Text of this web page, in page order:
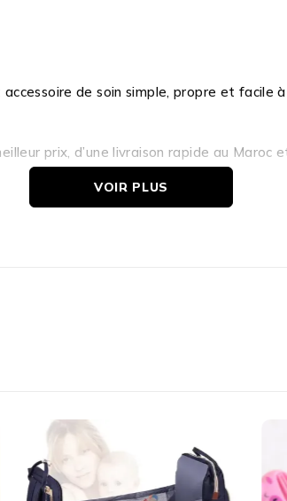
de soin simple, propre et facile
prix, d’une livraison rapide au
VOIR PLUS